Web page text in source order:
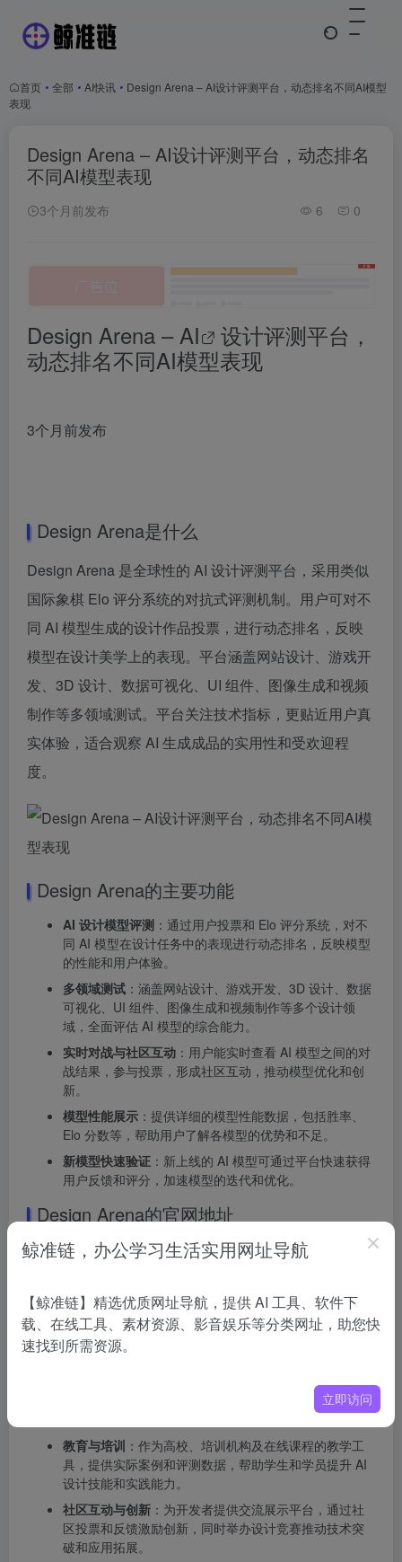
首页 • 全部 • AI快讯 • Design Arena – AI设计评测平台，动态排名不同AI模型
表现
Design Arena – AI设计评测平台，动态排名
不同AI模型表现
3个月前发布 6 0
Design Arena – AI
设计评测平台，
动态排名不同AI模型表现
3个月前发布
Design Arena是什么
Design Arena 是全球性的 AI 设计评测平台，采用类似
国际象棋 Elo 评分系统的对抗式评测机制。用户可对不
同 AI 模型生成的设计作品投票，进行动态排名，反映
模型在设计美学上的表现。平台涵盖网站设计、游戏开
发、3D 设计、数据可视化、UI 组件、图像生成和视频
制作等多领域测试。平台关注技术指标，更贴近用户真
实体验，适合观察 AI 生成成品的实用性和受欢迎程
度。
Design Arena的主要功能
AI 设计模型评测 ：通过用户投票和 Elo 评分系统，对不
同 AI 模型在设计任务中的表现进行动态排名，反映模型
的性能和用户体验。
多领域测试 ：涵盖网站设计、游戏开发、3D 设计、数据
可视化、UI 组件、图像生成和视频制作等多个设计领
域，全面评估 AI 模型的综合能力。
实时对战与社区互动 ：用户能实时查看 AI 模型之间的对
战结果，参与投票，形成社区互动，推动模型优化和创
新。
模型性能展示 ：提供详细的模型性能数据，包括胜率、
Elo 分数等，帮助用户了解各模型的优势和不足。
新模型快速验证 ：新上线的 AI 模型可通过平台快速获得
用户反馈和评分，加速模型的迭代和优化。
Design Arena的官网地址
官网地址：https://www.designarena.ai/
AI 模型性能评估与比较
：为模型开发者和研究机构提供
动态评测平台，通过用户投票和 Elo 评分系统，快速了
解模型在设计任务中的表现，助力优化与研究。
：帮助企业技术团队和产品开发
人员对比不同 AI 模型性能，选择最适合企业需求的工
教育与培训 ：作为高校、培训机构及在线课程的教学工
具，提供实际案例和评测数据，帮助学生和学员提升 AI
设计技能和实践能力。
社区互动与创新 ：为开发者提供交流展示平台，通过社
区投票和反馈激励创新，同时举办设计竞赛推动技术突
破和应用拓展。
鲸准链，办公学习生活实用网址导航
【鲸准链】精选优质网址导航，提供 AI 工具、软件下
载、在线工具、素材资源、影音娱乐等分类网址，助您快
速找到所需资源。
立即访问